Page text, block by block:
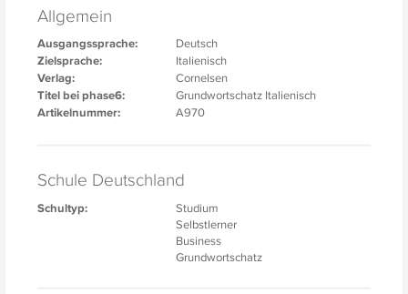
Allgemein
Ausgangssprache: Deutsch
Zielsprache: Italienisch
Verlag: Cornelsen
Titel bei phase6: Grundwortschatz Italienisch
Artikelnummer: A970
Schule Deutschland
Schultyp:
Studium
Selbstlerner
Business
Grundwortschatz